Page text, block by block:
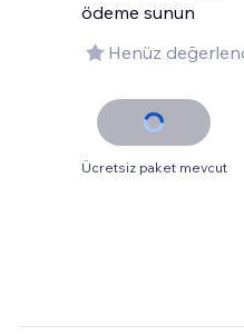
ödeme sunun
Henüz
Ücretsiz paket mevcut